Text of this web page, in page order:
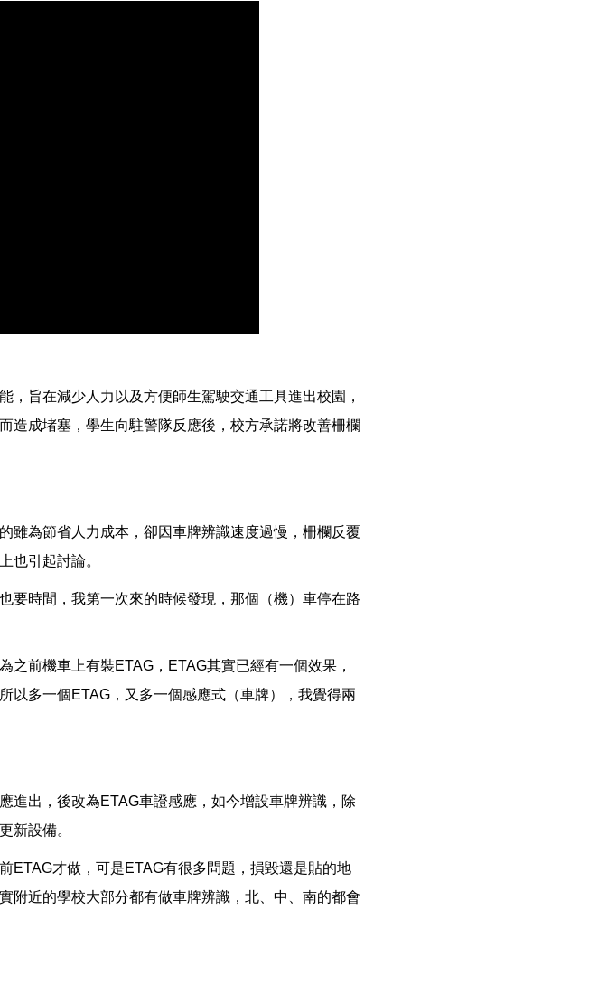
，旨在減少人力以及方便師生駕駛交通工具進出校園，
造成堵塞，學生向駐警隊反應後，校方承諾將改善柵欄
雖為節省人力成本，卻因車牌辨識速度過慢，柵欄反覆
也引起討論。
要時間，我第一次來的時候發現，那個（機）車停在路
之前機車上有裝ETAG，ETAG其實已經有一個效果，
以多一個ETAG，又多一個感應式（車牌），我覺得兩
進出，後改為ETAG車證感應，如今增設車牌辨識，除
新設備。
才做，可是ETAG有很多問題，損毀還是貼的地
附近的學校大部分都有做車牌辨識，北、中、南的都會